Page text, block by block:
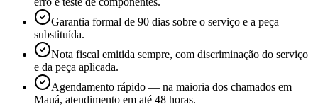
Garantia formal de 90 dias sobre o serviço e a peça
substituída.
Nota fiscal emitida sempre, com discriminação do serviço
e da peça aplicada.
Agendamento rápido — na maioria dos chamados em
Mauá, atendimento em até 48 horas.